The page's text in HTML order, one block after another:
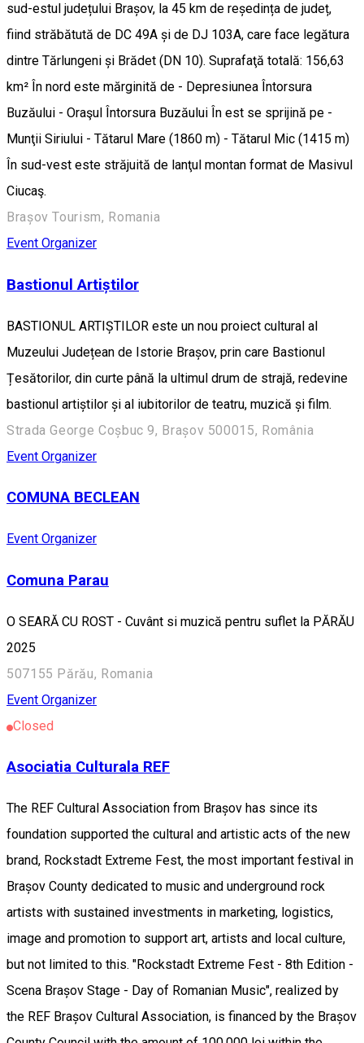
sud-estul județului Brașov, la 45 km de reședința de județ,
fiind străbătută de DC 49A și de DJ 103A, care face legătura
dintre Tărlungeni și Brădet (DN 10). Suprafaţă totală: 156,63
km² În nord este mărginită de - Depresiunea Întorsura
Buzăului - Oraşul Întorsura Buzăului În est se sprijină pe -
Munţii Siriului - Tătarul Mare (1860 m) - Tătarul Mic (1415 m)
În sud-vest este străjuită de lanţul montan format de Masivul
Ciucaş.
Brașov Tourism, Romania
Event Organizer
Bastionul Artiștilor
BASTIONUL ARTIȘTILOR este un nou proiect cultural al
Muzeului Județean de Istorie Brașov, prin care Bastionul
Țesătorilor, din curte până la ultimul drum de strajă, redevine
bastionul artiștilor și al iubitorilor de teatru, muzică și film.
Strada George Coșbuc 9, Brașov 500015, România
Event Organizer
COMUNA BECLEAN
Event Organizer
Comuna Parau
O SEARĂ CU ROST - Cuvânt si muzică pentru suflet la PĂRĂU
2025
507155 Părău, Romania
Event Organizer
Closed
Asociatia Culturala REF
The REF Cultural Association from Brașov has since its
foundation supported the cultural and artistic acts of the new
brand, Rockstadt Extreme Fest, the most important festival in
Brașov County dedicated to music and underground rock
artists with sustained investments in marketing, logistics,
image and promotion to support art, artists and local culture,
but not limited to this. "Rockstadt Extreme Fest - 8th Edition -
Scena Brașov Stage - Day of Romanian Music", realized by
the REF Brașov Cultural Association, is financed by the Brașov